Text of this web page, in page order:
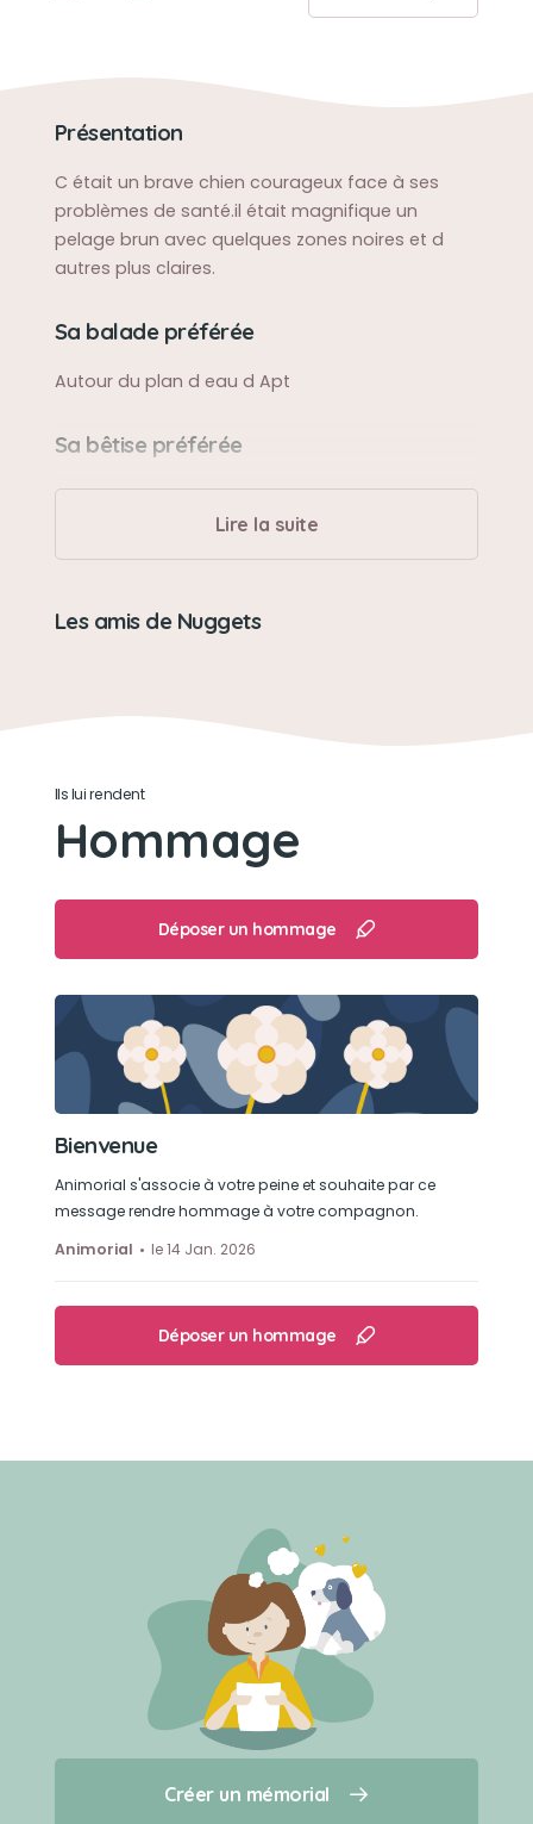
Créer un mémorial
Qui sommes-nous ?
Présentation
C était un brave chien courageux face à ses
problèmes de santé.il était magnifique un
pelage brun avec quelques zones noires et d
autres plus claires.
Sa balade préférée
Autour du plan d eau d Apt
Sa bêtise préférée
Gratter dans le jardin..... Manger les chaussures....
Son caractère
Très gentil mais avec un caractère bien trempé.
Son singe noir
Son loisir préféré
Les balades avec ses maîtres
Lire la suite
Les amis de Nuggets
Ils lui rendent
Hommage
Déposer un hommage
Bienvenue
Animorial s'associe à votre peine et souhaite par ce
message rendre hommage à votre compagnon.
Animorial
le 14 Jan. 2026
Déposer un hommage
Créer un mémorial